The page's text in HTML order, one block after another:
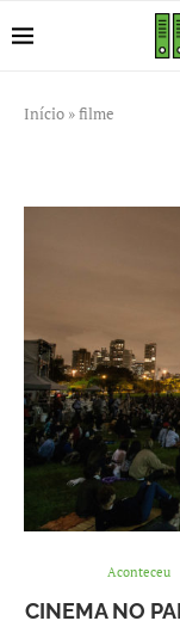
Início »filme
Aconteceu
CINEMA NO